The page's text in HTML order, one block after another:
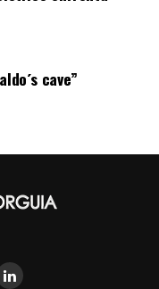
cave”